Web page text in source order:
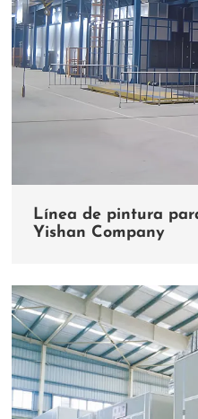
Línea de pintura
Yishan Company